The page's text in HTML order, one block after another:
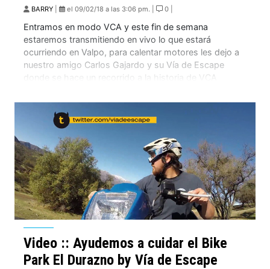
BARRY el 09/02/18 a las 3:06 pm. | 0 |
Entramos en modo VCA y este fin de semana
estaremos transmitiendo en vivo lo que estará
ocurriendo en Valpo, para calentar motores les dejo a
nuestro amigo Carlos Gajardo y su Vía de Escape
donde se hace un recorrido a la historia de VCA
https://www.facebook.com/VDEFACE/videos/
Video :: Ayudemos a cuidar el Bike
Park El Durazno by Vía de Escape